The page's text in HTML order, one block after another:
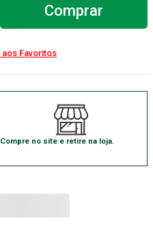
Comprar
Compre no site e retire na loja.